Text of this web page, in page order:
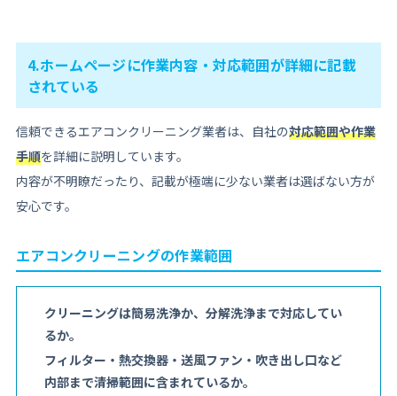
4.ホームページに作業内容・対応範囲が詳細に記載
されている
信頼できるエアコンクリーニング業者は、自社の対応範囲や作業
手順を詳細に説明しています。
内容が不明瞭だったり、記載が極端に少ない業者は選ばない方が
安心です。
エアコンクリーニングの作業範囲
クリーニングは簡易洗浄か、分解洗浄まで対応してい
るか。
フィルター・熱交換器・送風ファン・吹き出し口など
内部まで清掃範囲に含まれているか。